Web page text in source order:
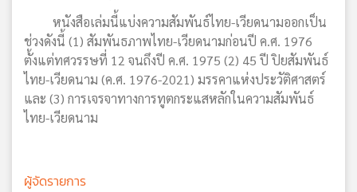
หนังสือเล่มนี้แบ่งความสัมพันธ์ไทย-เวียดนามออกเป็น
ช่วงดังนี้ (1) สัมพันธภาพไทย-เวียดนามก่อนปี ค.ศ. 1976
ตั้งแต่ทศวรรษที่ 12 จนถึงปี ค.ศ. 1975 (2) 45 ปี ปิยสัมพันธ์
ไทย-เวียดนาม (ค.ศ. 1976-2021) มรรคาแห่งประวัติศาสตร์
และ (3) การเจรจาทางการทูตกระแสหลักในความสัมพันธ์
ไทย-เวียดนาม
ผู้จัดรายการ